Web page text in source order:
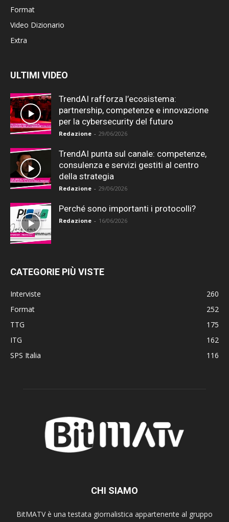
Format
Video Dizionario
Extra
ULTIMI VIDEO
TrendAI rafforza l’ecosistema:
partnership, competenze e innovazione
per la cybersecurity del futuro
Redazione - 29/06/2026
TrendAI punta sul canale: competenze,
consulenza e servizi gestiti al centro
della strategia
Redazione - 29/06/2026
Perché sono importanti i protocolli?
Redazione - 16/06/2026
CATEGORIE PIÙ VISTE
Interviste
260
Format
252
TTG
175
ITG
162
SPS Italia
116
CHI SIAMO
BitMATV è una testata giornalistica appartenente al gruppo